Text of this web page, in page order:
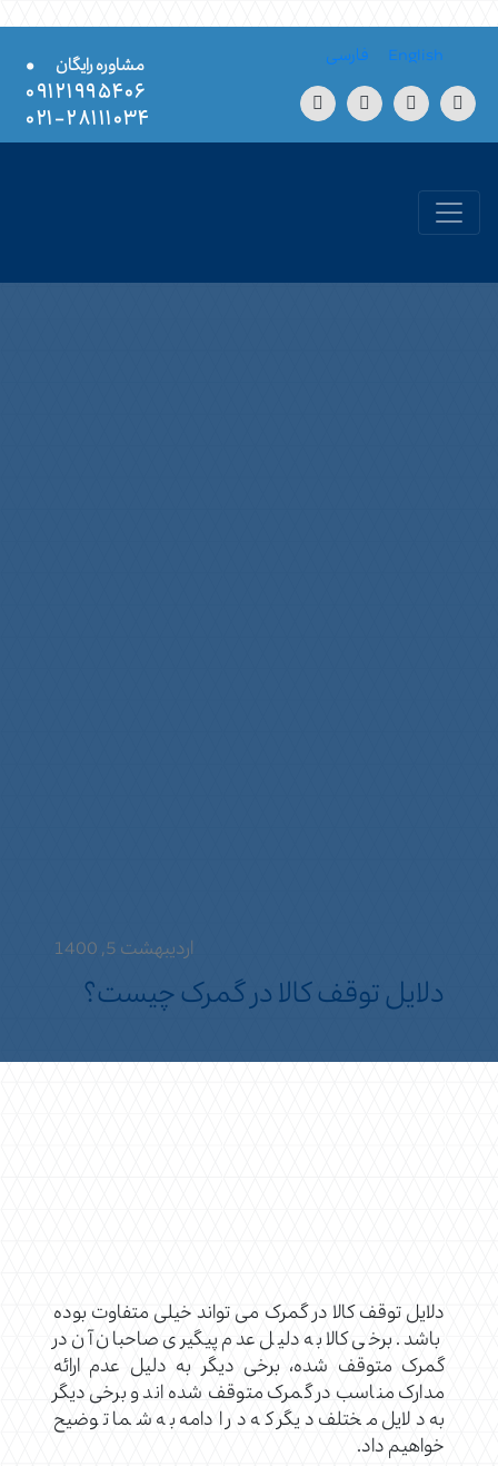
English فارسی مشاوره رایگان
•
۰۹۱۲۱۹۹۵۴۰۶
۲۸۱۱۱۰۳۴-۰۲۱
اردیبهشت 5, 1400
دلایل توقف کالا در گمرک چیست؟
دلایل توقف کالا در گمرک می تواند خیلی متفاوت بوده
باشد. برخی کالا به دلیل عدم پیگیری صاحبان آن در
گمرک متوقف شده، برخی دیگر به دلیل عدم ارائه
مدارک مناسب در گمرک متوقف شده اند و برخی دیگر
به دلایل مختلف دیگر که در ادامه به شما توضیح
خواهیم داد.